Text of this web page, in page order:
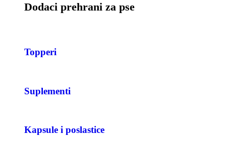
Dodaci prehrani za pse
Topperi
Suplementi
Kapsule i poslastice